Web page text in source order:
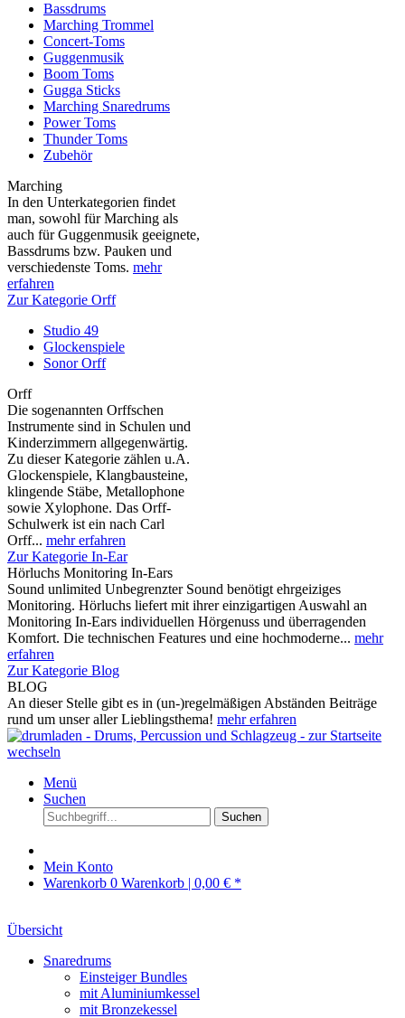
Bassdrums
Marching Trommel
Concert-Toms
Guggenmusik
Boom Toms
Gugga Sticks
Marching Snaredrums
Power Toms
Thunder Toms
Zubehör
Marching
In den Unterkategorien findet
man, sowohl für Marching als
auch für Guggenmusik geeignete,
Bassdrums bzw. Pauken und
verschiedenste Toms. mehr
erfahren
Zur Kategorie Orff
Studio 49
Glockenspiele
Sonor Orff
Orff
Die sogenannten Orffschen
Instrumente sind in Schulen und
Kinderzimmern allgegenwärtig.
Zu dieser Kategorie zählen u.A.
Glockenspiele, Klangbausteine,
klingende Stäbe, Metallophone
sowie Xylophone. Das Orff-
Schulwerk ist ein nach Carl
Orff... mehr erfahren
Zur Kategorie In-Ear
Hörluchs Monitoring In-Ears
Sound unlimited Unbegrenzter Sound benötigt ehrgeiziges
Monitoring. Hörluchs liefert mit ihrer einzigartigen Auswahl an
Monitoring In-Ears individuellen Hörgenuss und überragenden
Komfort. Die technischen Features und eine hochmoderne... mehr
erfahren
Zur Kategorie Blog
BLOG
An dieser Stelle gibt es in (un-)regelmäßigen Abständen Beiträge
rund um unser aller Lieblingsthema! mehr erfahren
Menü
Suchen
Suchen
Mein Konto
Warenkorb 0 Warenkorb | 0,00 € *
Übersicht
Snaredrums
Einsteiger Bundles
mit Aluminiumkessel
mit Bronzekessel